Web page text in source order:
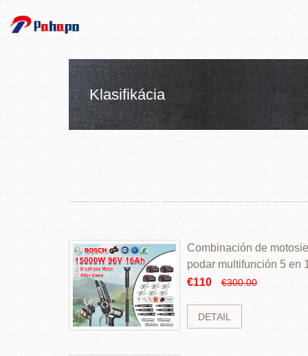
Klasifikácia
Combinación de
podar multifunción 5 en
€110
€300.00
DETAIL